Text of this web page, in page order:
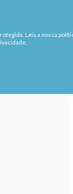
Leia a nossa